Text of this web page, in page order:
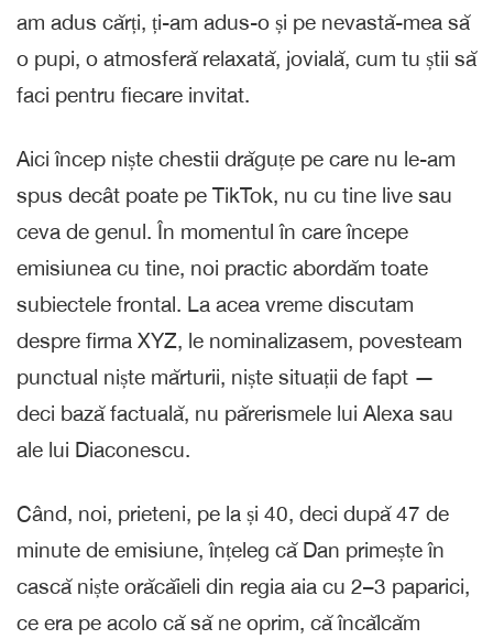
am adus cărți, ți-am adus-o și pe nevastă-mea să
o pupi, o atmosferă relaxată, jovială, cum tu știi să
faci pentru fiecare invitat.
Aici încep niște chestii drăguțe pe care nu le-am
spus decât poate pe TikTok, nu cu tine live sau
ceva de genul. În momentul în care începe
emisiunea cu tine, noi practic abordăm toate
subiectele frontal. La acea vreme discutam
despre firma XYZ, le nominalizasem, povesteam
punctual niște mărturii, niște situații de fapt —
deci bază factuală, nu părerismele lui Alexa sau
ale lui Diaconescu.
Când, noi, prieteni, pe la și 40, deci după 47 de
minute de emisiune, înțeleg că Dan primește în
cască niște orăcăieli din regia aia cu 2–3 paparici,
ce era pe acolo că să ne oprim, că încălcăm